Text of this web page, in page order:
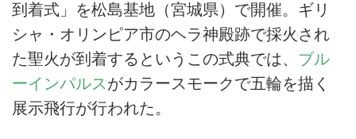
到着式」を松島基地（宮城県）で開催。ギリ
シャ・オリンピア市のヘラ神殿跡で採火され
た聖火が到着するというこの式典では、 ブル
ーインパルスがカラースモークで五輪を描く
展示飛行が行われた。